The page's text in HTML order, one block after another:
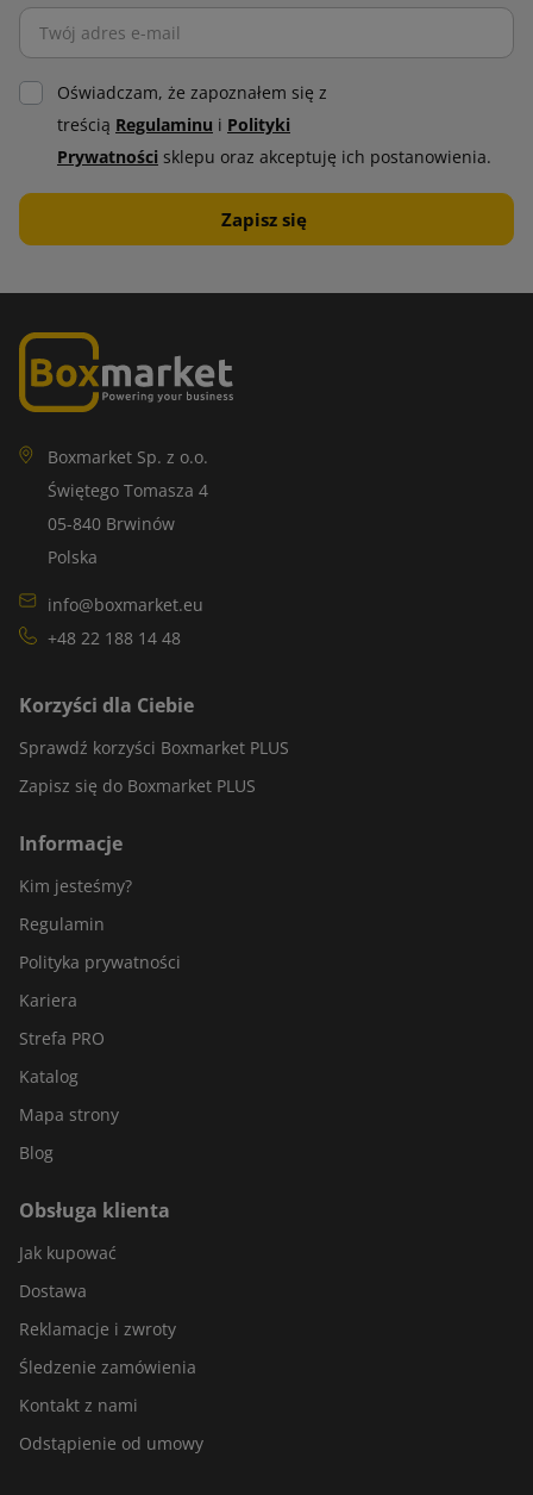
Oświadczam, że zapoznałem się z
treścią Regulaminu i Polityki
Prywatności sklepu oraz akceptuję ich postanowienia.
Boxmarket Sp. z o.o.
Świętego Tomasza 4
05-840 Brwinów
Polska
info@boxmarket.eu
+48 22 188 14 48
Korzyści dla Ciebie
Sprawdź korzyści Boxmarket PLUS
Zapisz się do Boxmarket PLUS
Informacje
Kim jesteśmy?
Regulamin
Polityka prywatności
Kariera
Strefa PRO
Katalog
Mapa strony
Blog
Obsługa klienta
Jak kupować
Dostawa
Reklamacje i zwroty
Śledzenie zamówienia
Kontakt z nami
Odstąpienie od umowy